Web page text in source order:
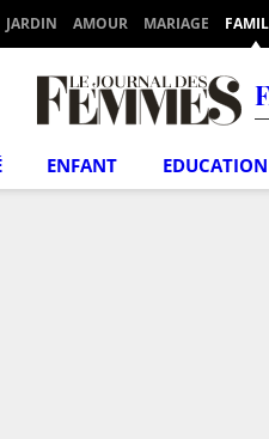
JARDIN AMOUR MARIAGE
ENFANT EDUCATION